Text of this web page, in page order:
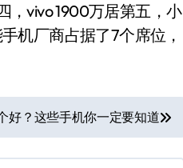
，vivo 1900万居第五，小
机厂商占据了7个席位，
好？这些手机你一定要知道